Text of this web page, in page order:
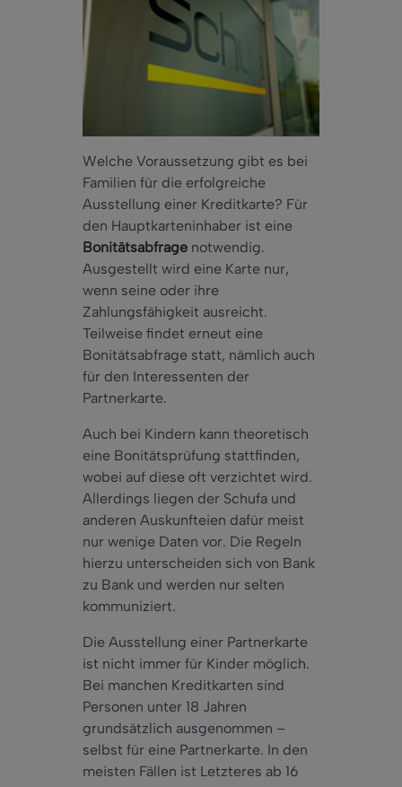
Welche Voraussetzung gibt es bei
Familien für die erfolgreiche
Ausstellung einer Kreditkarte? Für
den Hauptkarteninhaber ist eine
Bonitätsabfrage notwendig.
Ausgestellt wird eine Karte nur,
wenn seine oder ihre
Zahlungsfähigkeit ausreicht.
Teilweise findet erneut eine
Bonitätsabfrage statt, nämlich auch
für den Interessenten der
Partnerkarte.
Auch bei Kindern kann theoretisch
eine Bonitätsprüfung stattfinden,
wobei auf diese oft verzichtet wird.
Allerdings liegen der Schufa und
anderen Auskunfteien dafür meist
nur wenige Daten vor. Die Regeln
hierzu unterscheiden sich von Bank
zu Bank und werden nur selten
kommuniziert.
Die Ausstellung einer Partnerkarte
ist nicht immer für Kinder möglich.
Bei manchen Kreditkarten sind
Personen unter 18 Jahren
grundsätzlich ausgenommen –
selbst für eine Partnerkarte. In den
meisten Fällen ist Letzteres ab 16